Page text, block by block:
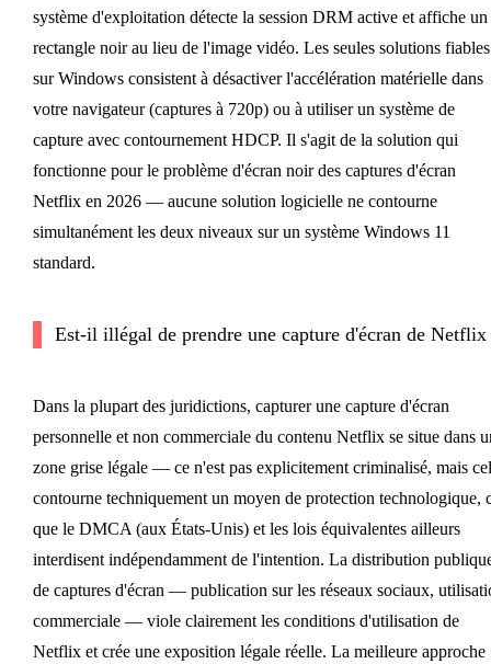
système d'exploitation détecte la session DRM active et affiche un
rectangle noir au lieu de l'image vidéo. Les seules solutions fiables
sur Windows consistent à désactiver l'accélération matérielle dans
votre navigateur (captures à 720p) ou à utiliser un système de
capture avec contournement HDCP. Il s'agit de la solution qui
fonctionne pour le problème d'écran noir des captures d'écran
Netflix en 2026 — aucune solution logicielle ne contourne
simultanément les deux niveaux sur un système Windows 11
standard.
Est-il illégal de prendre une capture d'écran de Netflix
Dans la plupart des juridictions, capturer une capture d'écran
personnelle et non commerciale du contenu Netflix se situe dans
zone grise légale — ce n'est pas explicitement criminalisé, mais
contourne techniquement un moyen de protection technologique,
que le DMCA (aux États-Unis) et les lois équivalentes ailleurs
interdisent indépendamment de l'intention. La distribution
de captures d'écran — publication sur les réseaux sociaux,
commerciale — viole clairement les conditions d'utilisation de
Netflix et crée une exposition légale réelle. La meilleure approche